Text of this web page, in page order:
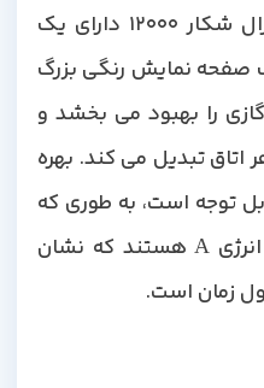
متغییر است. کولر گازی جنرال شکار 12000 دارای یک
نمایش رنگی بزرگ
را بهبود می بخشد و
تبدیل می کند. بهره
است، به طوری که
اکثر مدل ها دارای برچسب انرژی A هستند که نشان
است.